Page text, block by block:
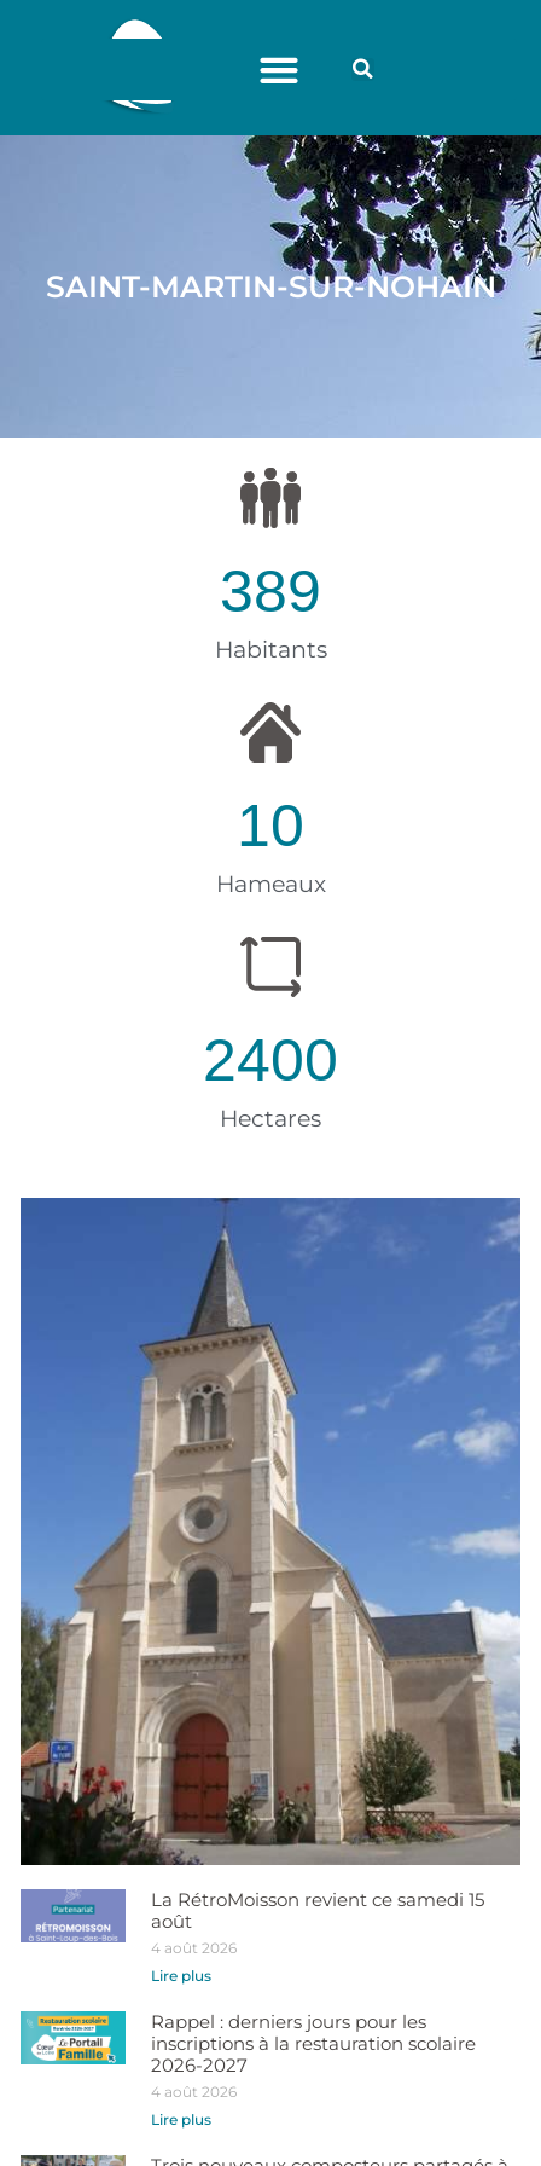
SAINT-MARTIN-SUR-NOHAIN
Habitants
389
Hameaux
10
Hectares
2400
La RétroMoisson revient ce samedi 15
août
4 août 2026
Lire plus
Rappel : derniers jours pour les
inscriptions à la restauration scolaire
2026-2027
4 août 2026
Lire plus